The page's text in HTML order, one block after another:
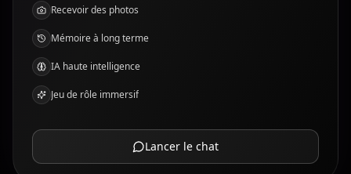
Recevoir des photos
Mémoire à long terme
IA haute intelligence
Jeu de rôle immersif
Lancer le chat